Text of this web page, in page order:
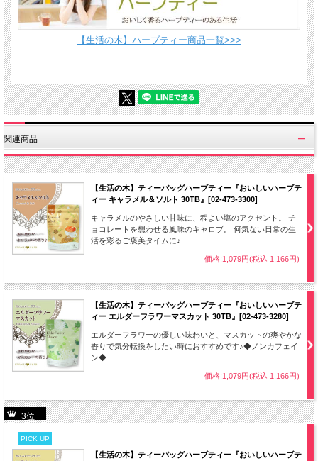
【生活の木】ハーブティー商品一覧>>>
関連商品
【生活の木】ティーバッグハーブティー『おいしいハーブテ
ィー キャラメル＆ソルト 30TB』[02-473-3300]
キャラメルのやさしい甘味に、程よい塩のアクセント。 チ
ョコレートを想わせる風味のキャロブ。 何気ない日常の生
活を彩るご褒美タイムに♪
価格:1,079円(税込 1,166円)
【生活の木】ティーバッグハーブティー『おいしいハーブテ
ィー エルダーフラワーマスカット 30TB』[02-473-3280]
エルダーフラワーの優しい味わいと、マスカットの爽やかな
香りで気分転換をしたい時におすすめです♪◆ノンカフェイ
ン◆
価格:1,079円(税込 1,166円)
3位
PICK UP
【生活の木】ティーバッグハーブティー『おいしいハーブテ